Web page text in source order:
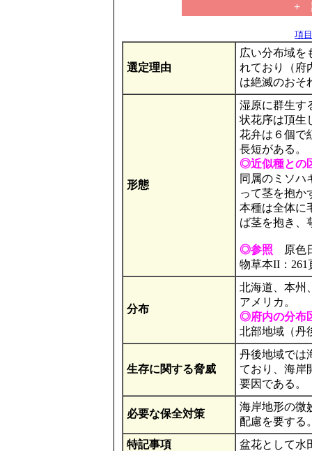
+
項
選定理由
広い分布域を
れており（府
は絶滅のおそ
形態
湿原に群生す
状花序は頂生
花弁は６個で
長短がある。
◎近似種との
同属のミソハ
って茎を抱か
本種は全体に
ば茎を抱き、
◎参照 原色
物草本II：261
分布
北海道、本州
アメリカ。
◎府内の分布
北部地域（丹
生存に関する脅威
丹後地域では
ており、海岸
要因である。
必要な保全対策
海岸地形の微
配慮を要する
特記事項
盆花として水